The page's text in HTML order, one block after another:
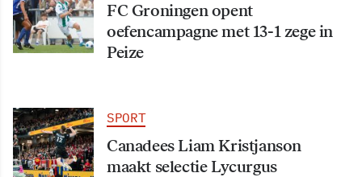
FC Groningen opent
oefencampagne met 13-1 zege in
Peize
SPORT
Canadees Liam Kristjanson
maakt selectie Lycurgus